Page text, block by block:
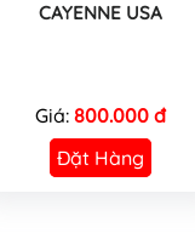
CAYENNE USA
Giá: 800.000 đ
Đặt Hàng